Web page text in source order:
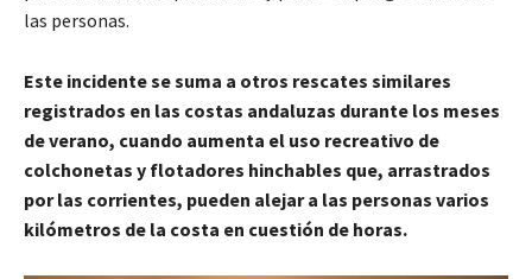
las personas.
Este incidente se suma a otros rescates similares
registrados en las costas andaluzas durante los meses
de verano, cuando aumenta el uso recreativo de
colchonetas y flotadores hinchables que, arrastrados
por las corrientes, pueden alejar a las personas varios
kilómetros de la costa en cuestión de horas.